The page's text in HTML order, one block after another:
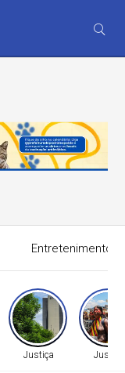
Entretenimento
Justiça Justiça